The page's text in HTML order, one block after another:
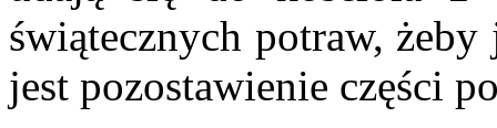
świątecznych potraw,
jest pozostawienie części